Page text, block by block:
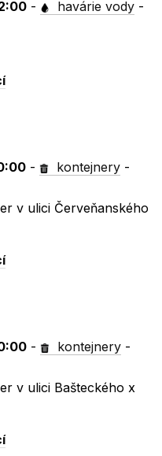
- havárie vody -
- kontejnery -
v ulici Červeňanského
- kontejnery -
v ulici Bašteckého x